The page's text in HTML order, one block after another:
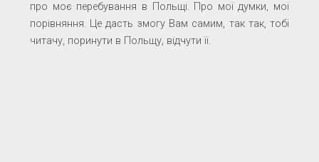
про моє перебування в Польщі. Про мої думки, мої
порівняння. Це дасть змогу Вам самим, так так, тобі
читачу, поринути в Польщу, відчути її.